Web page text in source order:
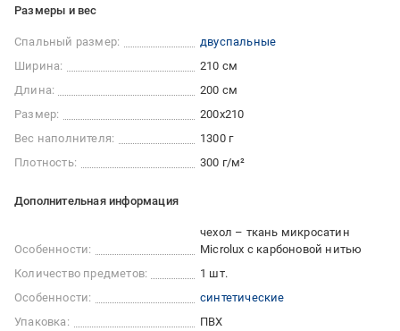
Размеры и вес
Спальный размер:
двуспальные
Ширина:
210 см
Длина:
200 см
Размер:
200x210
Вес наполнителя:
1300 г
Плотность:
300 г/м²
Дополнительная информация
Особенности:
чехол – ткань микросатин
Microlux с карбоновой нитью
Количество предметов:
1 шт.
Особенности:
синтетические
Упаковка:
ПВХ